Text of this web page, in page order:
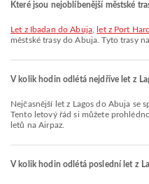
Které jsou nejoblíbenější městské
let z Ibadan do Abuja, let z Port
městské trasy do Abuja. Tyto trasy
V kolik hodin odlétá nejdříve let z
Nejčasnější let z Lagos do Abuja se společností Air Peace odlétá v 06:30.
Tento letový řád si můžete
letů na Airpaz.
V kolik hodin odlétá poslední let z